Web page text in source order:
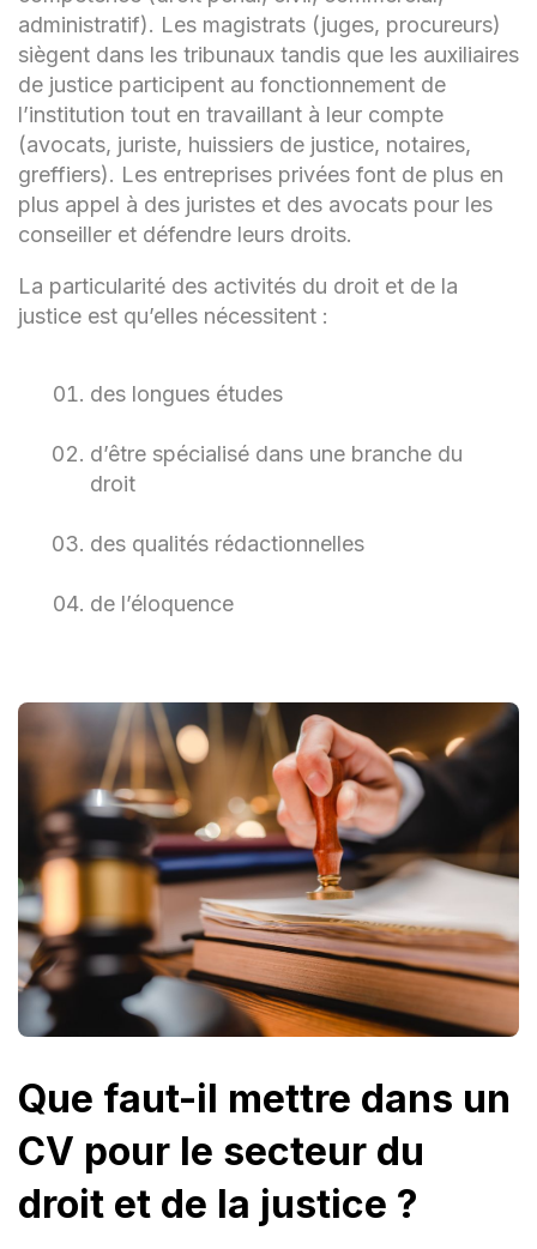
administratif). Les magistrats (juges, procureurs)
siègent dans les tribunaux tandis que les auxiliaires
de justice participent au fonctionnement de
l’institution tout en travaillant à leur compte
(avocats, juriste, huissiers de justice, notaires,
greffiers). Les entreprises privées font de plus en
plus appel à des juristes et des avocats pour les
conseiller et défendre leurs droits.
La particularité des activités du droit et de la
justice est qu’elles nécessitent :
des longues études
d’être spécialisé dans une branche du
droit
des qualités rédactionnelles
de l’éloquence
Que faut-il mettre dans un
CV pour le secteur du
droit et de la justice ?